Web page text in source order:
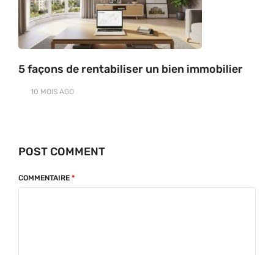
5 façons de rentabiliser un bien immobilier
10 MOIS AGO
POST COMMENT
COMMENTAIRE *